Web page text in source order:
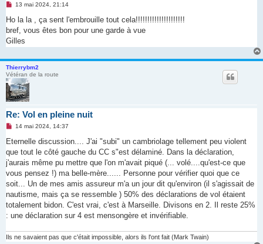
M
s
a
g
e
o
n
l
13 mai 2024, 21:14
Ho la la , ça sent l'embrouille tout cela!!!!!!!!!!!!!!!!!!!!!
bref, vous êtes bon pour une garde à vue
Gilles
Thierrybm2
Vétéran de la route
Re: Vol en pleine nuit
M
s
a
g
n
o
l
u
14 mai 2024, 14:37
Eternelle discussion.... J'ai "subi" un cambriolage tellement peu violent
que tout le côté gauche du CC s"est délaminé. Dans la déclaration,
j'aurais même pu mettre que l'on m'avait piqué (... volé....qu'est-ce que
vous pensez !) ma belle-mère...... Personne pour vérifier quoi que ce
soit... Un de mes amis assureur m'a un jour dit qu'environ (il s'agissait de
nautisme, mais ça se ressemble ) 50% des déclarations de vol étaient
totalement bidon. C'est vrai, c'est à Marseille. Divisons en 2. Il reste 25%
: une déclaration sur 4 est mensongère et invérifiable.
Ils ne savaient pas que c'était impossible, alors ils l'ont fait (Mark Twain)